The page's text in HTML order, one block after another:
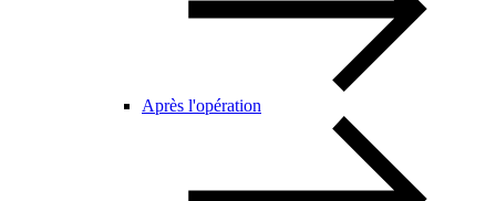
Après l'opération